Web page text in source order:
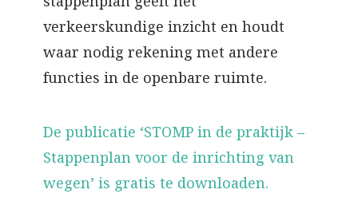
verkeerskundige inzicht en houdt
waar nodig rekening met andere
functies in de openbare ruimte.
De publicatie ‘STOMP in de praktijk –
Stappenplan voor de inrichting van
wegen’ is gratis te downloaden.